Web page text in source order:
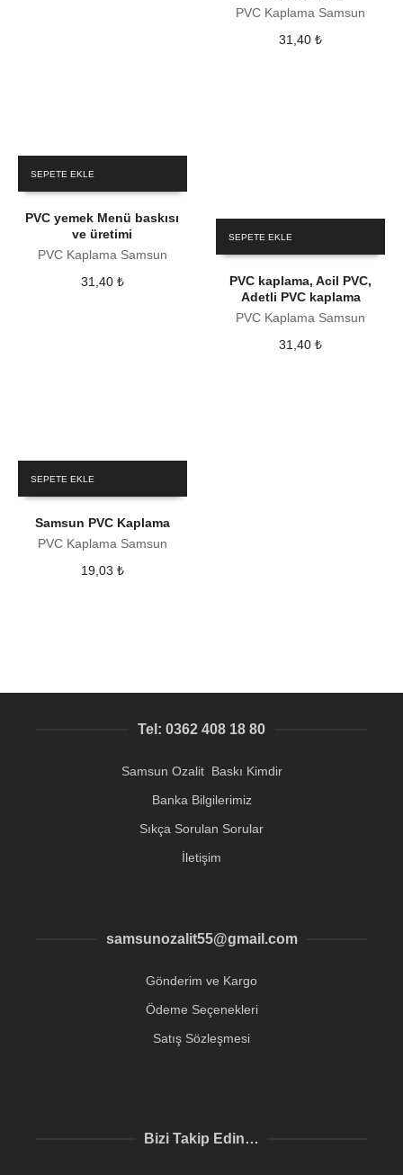
PVC Kaplama Samsun
31,40₺
SEPETE EKLE
PVC yemek Menü baskısı
ve üretimi
PVC Kaplama Samsun
31,40 ₺
SEPETE EKLE
PVC kaplama, Acil PVC,
Adetli PVC kaplama
PVC Kaplama Samsun
31,40₺
SEPETE EKLE
Samsun PVC Kaplama
PVC Kaplama Samsun
19,03 ₺
Tel: 0362 408 18 80
Samsun Ozalit Baskı Kimdir
Banka Bilgilerimiz
Sıkça Sorulan Sorular
İletişim
samsunozalit55@gmail.com
Gönderim ve Kargo
Ödeme Seçenekleri
Satış Sözleşmesi
Bizi Takip Edin…